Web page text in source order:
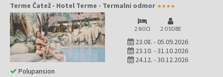
Terme Čatež - Hotel Terme - Termalni odmor
2 NOĆI 2 OSOBE
23.08. -05.09.2026
23.10. -31.10.2026
24.12. -30.12.2026
Polupansion